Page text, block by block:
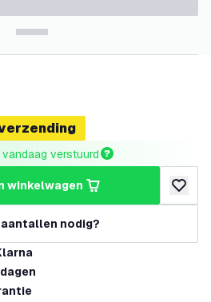
verstuurd
winkelwagen
nodig?